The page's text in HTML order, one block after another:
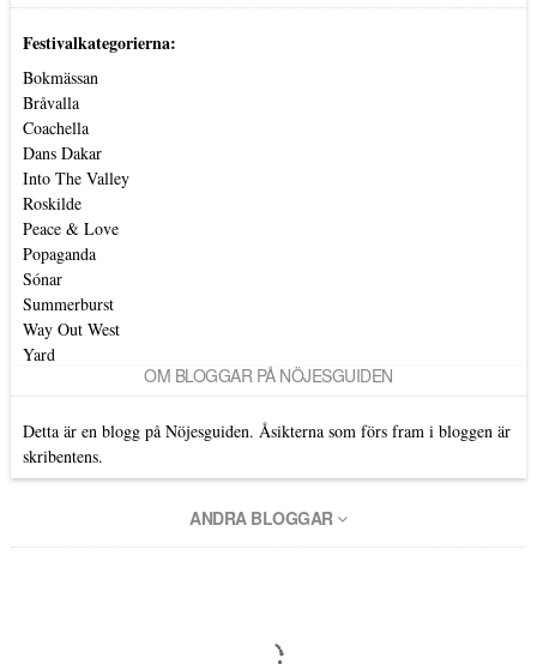
Festivalkategorierna:
Bokmässan
Bråvalla
Coachella
Dans Dakar
Into The Valley
Roskilde
Peace & Love
Popaganda
Sónar
Summerburst
Way Out West
Yard
OM BLOGGAR PÅ NÖJESGUIDEN
Detta är en blogg på Nöjesguiden. Åsikterna som förs fram i bloggen är
skribentens.
ANDRA BLOGGAR